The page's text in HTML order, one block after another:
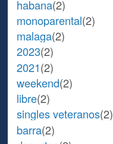
habana(2)
monoparental(2)
malaga(2)
2023(2)
2021(2)
weekend(2)
libre(2)
singles veteranos(2)
barra(2)